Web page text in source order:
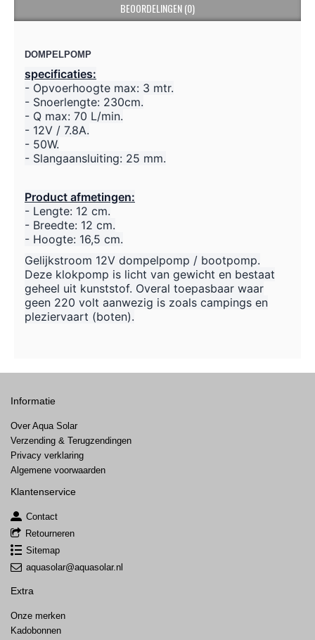
BEOORDELINGEN (0)
DOMPELPOMP
specificaties:
- Opvoerhoogte max: 3 mtr.
- Snoerlengte: 230cm.
- Q max: 70 L/min.
- 12V / 7.8A.
- 50W.
- Slangaansluiting: 25 mm.
Product afmetingen:
- Lengte: 12 cm.
- Breedte: 12 cm.
- Hoogte: 16,5 cm.
Gelijkstroom 12V dompelpomp / bootpomp.
Deze klokpomp is licht van gewicht en bestaat
geheel uit kunststof. Overal toepasbaar waar
geen 220 volt aanwezig is zoals campings en
pleziervaart (boten).
Informatie
Over Aqua Solar
Verzending & Terugzendingen
Privacy verklaring
Algemene voorwaarden
Klantenservice
Contact
Retourneren
Sitemap
aquasolar@aquasolar.nl
Extra
Onze merken
Kadobonnen